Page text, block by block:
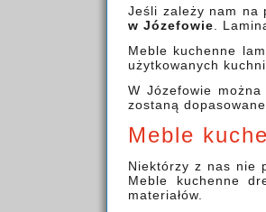
Jeśli zależy nam na
w Józefowie .
Meble kuchenne
użytkowanych
W Józefowie
zostaną
Meble
Niektórzy z nas nie
Meble kuchenne
materiałów.